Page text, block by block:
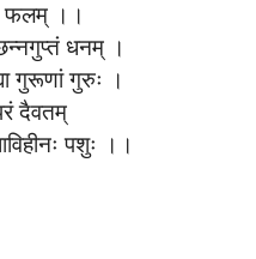
फलम् ।।
धनम् ।
गुरूणां गुरुः ।
दैवतम्
पशुः ।।